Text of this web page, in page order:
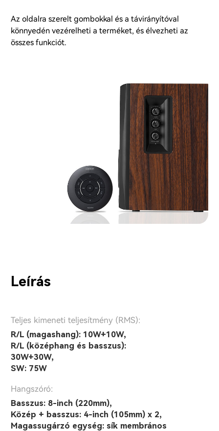
Az oldalra szerelt gombokkal és a távirányítóval
könnyedén vezérelheti a terméket, és élvezheti az
összes funkciót.
Leírás
Teljes kimeneti teljesítmény (RMS):
R/L (magashang): 10W+10W,
R/L (középhang és basszus):
30W+30W,
SW: 75W
Hangszóró:
Basszus: 8-inch (220mm),
Közép + basszus: 4-inch (105mm) x 2,
Magassugárzó egység: sík membrános